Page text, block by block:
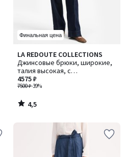
Финальная цена
LA REDOUTE COLLECTIONS
Джинсовые брюки, широкие,
талия высокая, с
фиксированной стрелкой
7500 ₽-39%
4575 ₽
4,5
/ 5
4,5
/